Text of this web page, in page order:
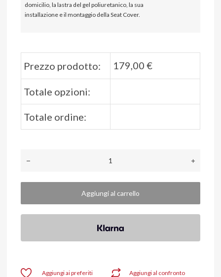
domicilio, la lastra del gel poliuretanico, la sua
installazione e il montaggio della Seat Cover.
Prezzo prodotto: 179,00 €
Totale opzioni:
Totale ordine:
Aggiungi al carrello
Aggiungi al confronto
Aggiungi ai preferiti